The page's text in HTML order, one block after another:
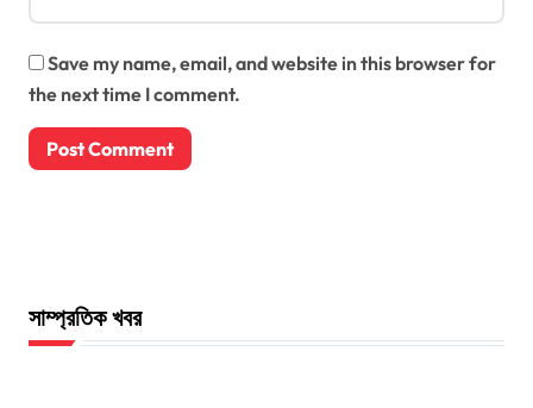
Save my name, email, and website in this browser for
the next time I comment.
সাম্প্রতিক খবর